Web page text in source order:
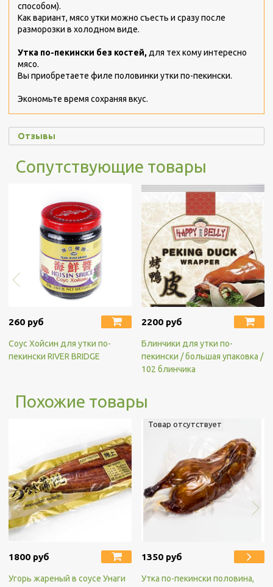
способом).
Как вариант, мясо утки можно съесть и сразу после
разморозки в холодном виде.
Утка по-пекински без костей, для тех кому интересно
мясо.
Вы приобретаете филе половинки утки по-пекински.
Экономьте время сохраняя вкус.
Отзывы
Сопутствующие товары
260 руб
Соус Хойсин для утки по-
пекински RIVER BRIDGE
2200 руб
Блинчики для утки по-
пекински / большая упаковка /
102 блинчика
Похожие товары
1800 руб
Угорь жареный в соусе Унаги
Товар отсутствует
1350 руб
Утка по-пекински половина,